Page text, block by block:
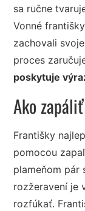
sa ručne
Vonné
zachovali
proces
poskytuje
Ako
Františky
pomocou
plameňom pár
rozžeravení je
rozfúkať.